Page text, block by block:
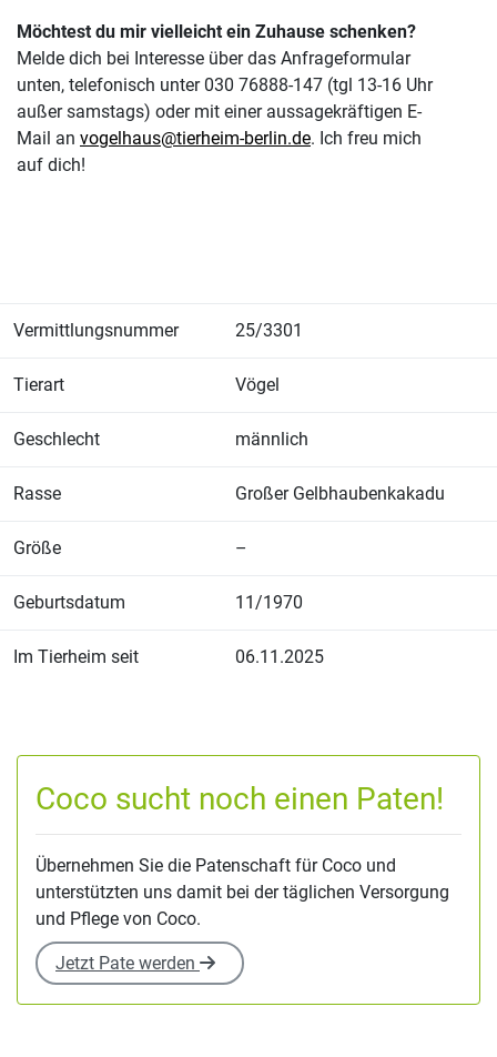
Möchtest du mir vielleicht ein Zuhause schenken?
Melde dich bei Interesse über das Anfrageformular
unten, telefonisch unter 030 76888-147 (tgl 13-16 Uhr
außer samstags) oder mit einer aussagekräftigen E-
Mail an vogelhaus@tierheim-berlin.de. Ich freu mich
auf dich!
Vermittlungsnummer 25/3301
Tierart Vögel
Geschlecht männlich
Rasse Großer Gelbhaubenkakadu
Größe –
Geburtsdatum 11/1970
Im Tierheim seit 06.11.2025
Coco sucht noch einen Paten!
Übernehmen Sie die Patenschaft für Coco und
unterstützten uns damit bei der täglichen Versorgung
und Pflege von Coco.
Jetzt Pate werden